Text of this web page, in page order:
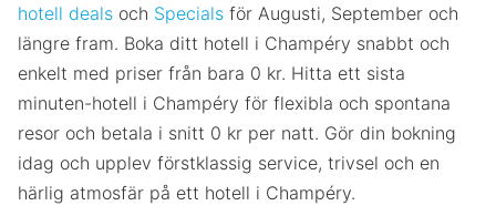
hotell deals och Specials för Augusti, September och
längre fram. Boka ditt hotell i Champéry snabbt och
enkelt med priser från bara 0 kr. Hitta ett sista
minuten-hotell i Champéry för flexibla och spontana
resor och betala i snitt 0 kr per natt. Gör din bokning
idag och upplev förstklassig service, trivsel och en
härlig atmosfär på ett hotell i Champéry.